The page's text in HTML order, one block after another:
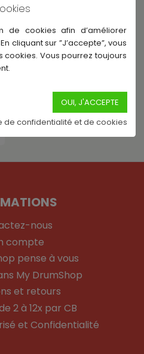
nous
compte
pense à vous
My DrumShop
et retours
2 à 12x par CB
et Confidentialité
de cookies afin d’améliorer
cliquant sur ”J’accepte”, vous
cookies. Vous pourrez toujours
de confidentialité et de cookies